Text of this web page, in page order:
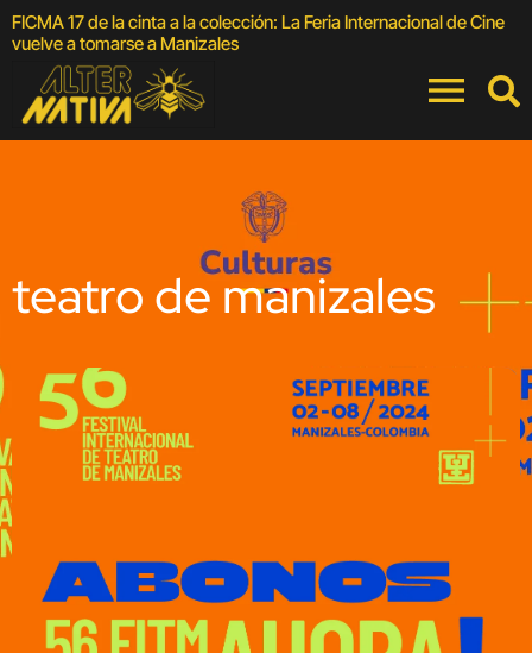
FICMA 17 de la cinta a la colección: La Feria Internacional de Cine
vuelve a tomarse a Manizales
teatro de manizales